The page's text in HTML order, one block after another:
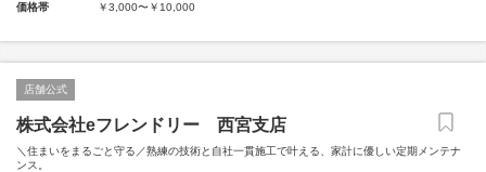
価格帯 ￥3,000〜￥10,000
店舗公式
株式会社eフレンドリー 西宮支店
＼住まいをまるごと守る／熟練の技術と自社一貫施工で叶える、家計に優しい定期メンテナ
ンス。